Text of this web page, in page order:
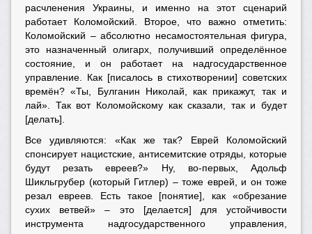
расчленения Украины, и именно на этот сценарий
работает Коломойский. Второе, что важно отметить:
Коломойский – абсолютно несамостоятельная фигура,
это назначенный олигарх, получивший определённое
состояние, и он работает на надгосударственное
управление. Как [писалось в стихотворении] советских
времён? «Ты, Булганин Николай, как прикажут, так и
лай». Так вот Коломойскому как сказали, так и будет
[делать].
Все удивляются: «Как же так? Еврей Коломойский
спонсирует нацистские, антисемитские отряды, которые
будут резать евреев?» Ну, во-первых, Адольф
Шикльгрубер (который Гитлер) – тоже еврей, и он тоже
резал евреев. Есть такое [понятие], как «обрезание
сухих ветвей» – это [делается] для устойчивости
инструмента надгосударственного управления,